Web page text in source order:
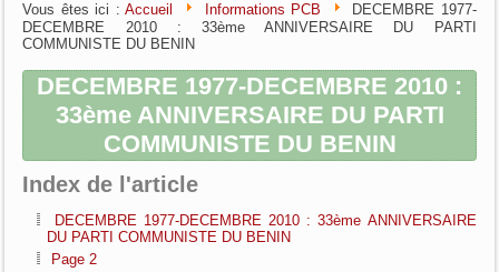
Vous êtes ici :Accueil Informations PCB
DECEMBRE 1977-
DECEMBRE 2010 : 33ème ANNIVERSAIRE DU PARTI
COMMUNISTE DU BENIN
DECEMBRE 1977-DECEMBRE 2010 :
33ème ANNIVERSAIRE DU PARTI
COMMUNISTE DU BENIN
Index de l'article
DECEMBRE 1977-DECEMBRE 2010 : 33ème ANNIVERSAIRE
DU PARTI COMMUNISTE DU BENIN
Page 2